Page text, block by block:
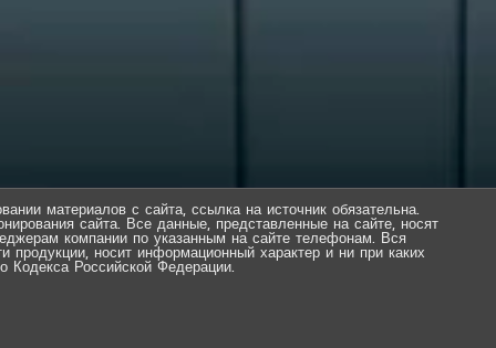
материалов с сайта, ссылка на источник обязательна.
сайта. Все данные, представленные на сайте, носят
компании по указанным на сайте телефонам. Вся
продукции, носит информационный характер и ни при каких
Кодекса Российской Федерации.